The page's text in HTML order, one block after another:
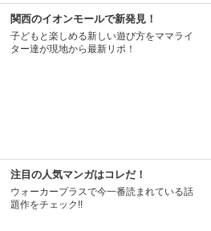
関西のイオンモールで新発見！
子どもと楽しめる新しい遊び方をママライ
ター達が現地から最新リポ！
注目の人気マンガはコレだ！
ウォーカープラスで今一番読まれている話
題作をチェック!!